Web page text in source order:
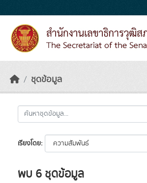
ชุดข้อมูล
เรียงโดย
พบ 6 ชุดข้อมูล